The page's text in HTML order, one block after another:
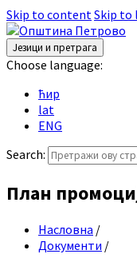
Skip to contentSkip to
Језици и претрага
Choose language:
ћир
lat
ENG
Search:
План
Насловна /
Документи /